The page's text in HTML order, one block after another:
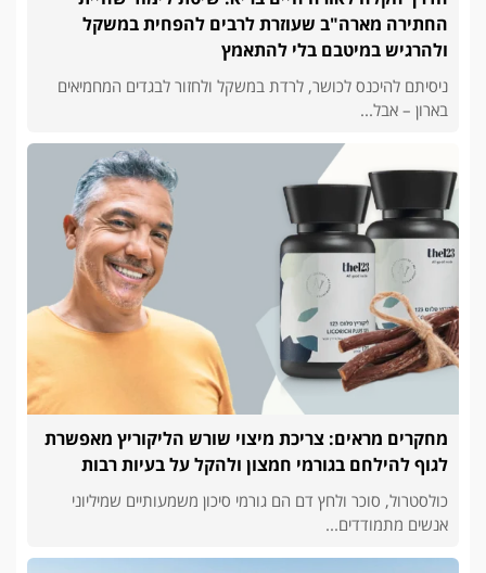
החתירה מארה"ב שעוזרת לרבים להפחית במשקל
ולהרגיש במיטבם בלי להתאמץ
ניסיתם להיכנס לכושר, לרדת במשקל ולחזור לבגדים המחמיאים
בארון – אבל...
מחקרים מראים: צריכת מיצוי שורש הליקוריץ מאפשרת
לגוף להילחם בגורמי חמצון ולהקל על בעיות רבות
כולסטרול, סוכר ולחץ דם הם גורמי סיכון משמעותיים שמיליוני
אנשים מתמודדים...